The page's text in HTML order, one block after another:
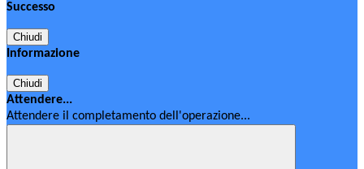
Successo
Chiudi
Informazione
Chiudi
Attendere...
Attendere il completamento dell'operazione...